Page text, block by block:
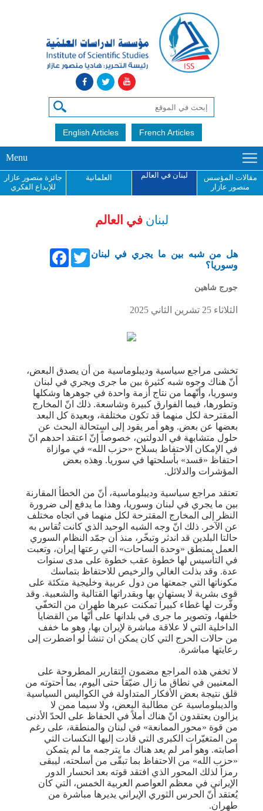
English Articles French Articles
Menu
مقالات المؤسس
منصور عازار
لبنان في العالم العلمانية
جائزة منصور عازار
للإبداع الفكري
لبنان في العالم
FacebookTwitter هل من شبه بين ما يجري في لبنان
وسوريا؟
جورج شاهين
الثلاثاء 25 تشرين الثاني 2025
تخشى مراجع سياسية وديبلوماسية من أن يصدق البعض،
أنّ هناك وجوه شبه كثيرة بين ما جرى ويجري في لبنان
وسوريا، وأنّهما من نتاج أزمة واحدة في جوهرها وشكلها
وتطورها، فيما الفوارق كبيرة وشاسعة. ذلك انّ المخارج
المقترحة لكل منهما قد تكون مختلفة، وبعيدة كل البعد
بعضها عن بعض. وهو أمر يقود إلى استحالة البحث عن
حلول متشابهة في الدولتين، خصوصاً إنّ اعتقد احدهم انّ
في الإمكان الاحتفاظ بسلاح «حزب الله» في موازاة
احتفاظ «قسد» بأسلحتها في سوريا. وهذه بعض
المؤشرات والدلائل.
تعتقد مراجع سياسية وديبلوماسية، أنّ من الخطأ المقارنة
بين ما يجري في لبنان وسوريا، وهذا ما يدفع إلى ضرورة
النظر إلى المخارج المقترحة لكل منهما في اتجاه مختلف
عن الآخر. ذلك انّ وجه الشبه الوحيد الذي كانت تُقاس به
حالتا البلدين قد اندثر وتبخّر، منذ أن جمّد النظام السوري
العمل بمنطق «وحدة الساحات» التي رعتها إيران، وتعبت
في التأسيس لها خطوة عقب خطوة على مدى سنوات
عدة. وقد بذلت الغالي والرخيص للاحتفاظ بتماسك
مكوناتها التي جمعتها من دول عربية وخليجية متكئة على
قوى بشرية لا يستهان بها وبقدراتها القتالية والشعبية. وقد
وفّرت لها غطاء كبيراً تمكنت عبرها طهران من التخفّي
خلفها، وتصوير ما جرى في بلدانها على أنّها من القضايا
الداخلية التي لا علاقة مباشرة لإيران بها، وهو ما خفف
من حالات الحرج التي كان يمكن ان تنشأ لو اضطرت إلى
رعايتها مباشرة.
لا تخفي هذه المراجع مضمون التقارير المطروحة على
المعنيين في نطاق ما زال ضيّقاً حتى اليوم، بما أحتوته من
قلق نتيجة بعض الأفكار المتداولة في الكواليس السياسية
والديبلوماسية عن مطالبة البعض، ولا سيما ممن لا
يزالون يعتقدون انّ هناك أملاً في الحفاظ على الحدّ الأدنى
من قوة «محور الممانعة» في لبنان والمنطقة، على رغم
من المتغيّرات الكبرى التي قادت إليها النكسات التي
أصابته. وهو أمر لم يعد هناك ما يترجمه ما لم يتمكن
«حزب الله» من الاحتفاظ بما تبقّى من أسلحته، ليبقى
رمزاً لذلك المحور الذي افتقد قوته بعد انحسار الدور
الإيراني في معظم العواصم العربية الخمس، التي كان
يُعتقد أنّ الحرس الثوري الإيراني يديرها مباشرة من
طهران.